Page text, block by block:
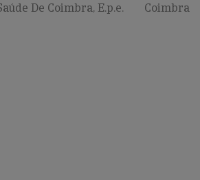
De Coimbra, E.p.e. Coimbra